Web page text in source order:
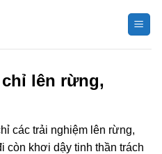
lên rừng,
các trải nghiệm lên rừng,
còn khơi dậy tinh thần trách